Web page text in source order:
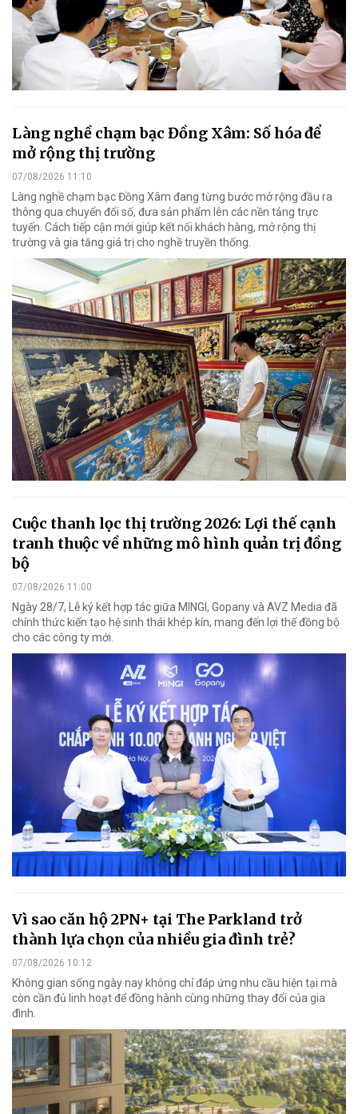
Làng nghề chạm bạc Đồng Xâm: Số hóa để
mở rộng thị trường
07/08/2026 11:10
Làng nghề chạm bạc Đồng Xâm đang từng bước mở rộng đầu ra
thông qua chuyển đổi số, đưa sản phẩm lên các nền tảng trực
tuyến. Cách tiếp cận mới giúp kết nối khách hàng, mở rộng thị
trường và gia tăng giá trị cho nghề truyền thống.
Cuộc thanh lọc thị trường 2026: Lợi thế cạnh
tranh thuộc về những mô hình quản trị đồng
bộ
07/08/2026 11:00
Ngày 28/7, Lễ ký kết hợp tác giữa MINGI, Gopany và AVZ Media đã
chính thức kiến tạo hệ sinh thái khép kín, mang đến lợi thế đồng bộ
cho các công ty mới.
Vì sao căn hộ 2PN+ tại The Parkland trở
thành lựa chọn của nhiều gia đình trẻ?
07/08/2026 10:12
Không gian sống ngày nay không chỉ đáp ứng nhu cầu hiện tại mà
còn cần đủ linh hoạt để đồng hành cùng những thay đổi của gia
đình.